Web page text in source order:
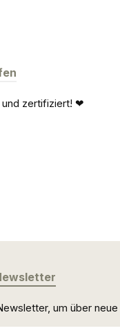
zertifiziert! ❤
um über